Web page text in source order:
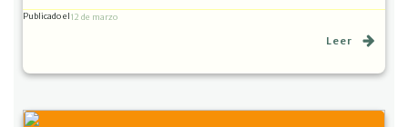
Publicado el 12 de marzo
Leer